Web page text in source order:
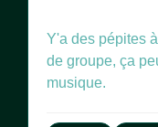
Y'a des pépites
de groupe, ça
musique.